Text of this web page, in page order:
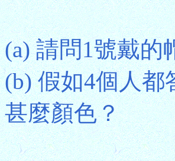
(a) 請問1號戴的
(b) 假如4個人
甚麼顏色？